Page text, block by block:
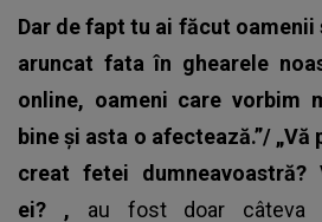
Dar de fapt tu ai făcut oamenii
aruncat fata în ghearele
online, oameni care vorbim
bine și asta o afectează.”/ „Vă
creat fetei dumneavoastră?
ei? , au fost doar câteva